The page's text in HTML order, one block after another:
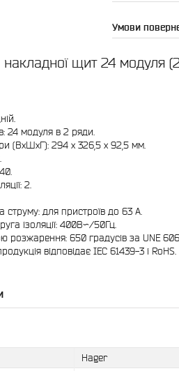
накладної щит 24 модуля
24 модуля в 2 ряди.
(ВхШхГ): 294 x 326,5 x 92,5 мм.
2.
струму: для пристроїв до 63 А.
ізоляції: 400В~/50Гц.
розжарення: 650 градусів за UNE
відповідає IEC 61439-3 і RoHS.
Hager